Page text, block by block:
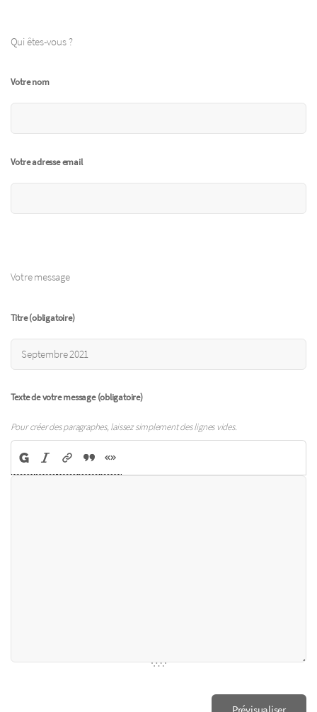
Qui êtes-vous ?
Votre nom
Votre adresse email
Votre message
Titre (obligatoire)
Texte de votre message (obligatoire)
Pour créer des paragraphes, laissez simplement des lignes vides.